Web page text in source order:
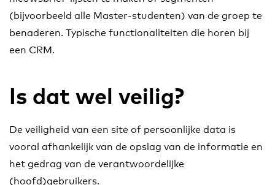
(bijvoorbeeld alle Master-studenten) van de groep te
benaderen. Typische functionaliteiten die horen bij
een CRM.
Is dat wel veilig?
De veiligheid van een site of persoonlijke data is
vooral afhankelijk van de opslag van de informatie en
het gedrag van de verantwoordelijke
(hoofd)gebruikers.